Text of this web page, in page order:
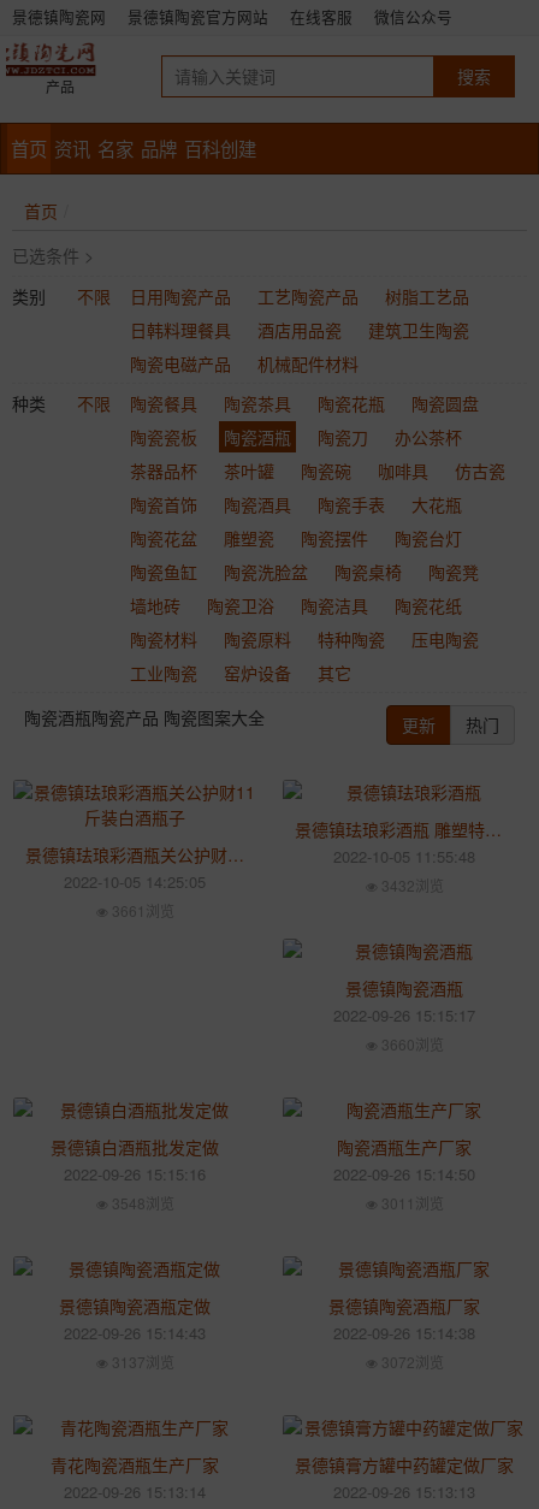
景德镇陶瓷网 景德镇陶瓷官方网站 在线客服 微信公众号
产品
首页 资讯 名家 品牌 百科创建
首页
已选条件 >
类别
不限 日用陶瓷产品 工艺陶瓷产品
树脂工艺品
日韩料理餐具
酒店用品瓷
建筑卫生陶瓷
陶瓷电磁产品
机械配件材料
种类
不限 陶瓷餐具 陶瓷茶具 陶瓷花瓶
陶瓷圆盘
陶瓷瓷板
陶瓷酒瓶 陶瓷刀
办公茶杯
茶器品杯
茶叶罐 陶瓷碗 咖啡具
仿古瓷
陶瓷首饰
陶瓷酒具 陶瓷手表
大花瓶
陶瓷花盆
雕塑瓷 陶瓷摆件
陶瓷台灯
陶瓷鱼缸
陶瓷洗脸盆 陶瓷桌椅
陶瓷凳
墙地砖
陶瓷卫浴 陶瓷洁具
陶瓷花纸
陶瓷材料
陶瓷原料 特种陶瓷
压电陶瓷
工业陶瓷
窑炉设备 其它
更新 热门
陶瓷酒瓶陶瓷产品 陶瓷图案大全
景德镇珐琅彩酒瓶关公护财11斤装白酒瓶子
2022-10-05 14:25:05
3661浏览
景德镇珐琅彩酒瓶 雕塑特色酒瓶礼品财神爷
2022-10-05 11:55:48
3432浏览
景德镇陶瓷酒瓶
2022-09-26 15:15:17
3660浏览
景德镇白酒瓶批发定做
2022-09-26 15:15:16
3548浏览
陶瓷酒瓶生产厂家
2022-09-26 15:14:50
3011浏览
景德镇陶瓷酒瓶定做
2022-09-26 15:14:43
3137浏览
景德镇陶瓷酒瓶厂家
2022-09-26 15:14:38
3072浏览
青花陶瓷酒瓶生产厂家
2022-09-26 15:13:14
景德镇膏方罐中药罐定做厂家
2022-09-26 15:13:13